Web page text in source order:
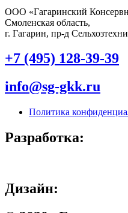
ООО «Гагаринский
Смоленская область,
г. Гагарин, пр-д
+7 (495) 128-39-39
info@sg-gkk.ru
Политика
Разработка:
Дизайн: